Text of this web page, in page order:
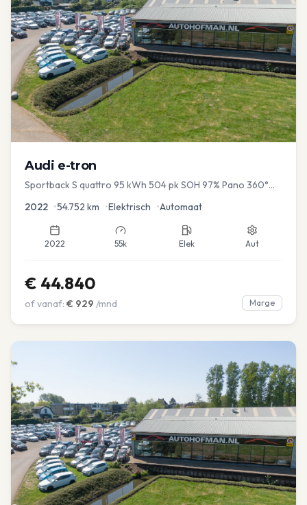
Audi e-tron
Sportback S quattro 95 kWh 504 pk SOH 97% Pano 360°
2022 •54.752 km •Elektrisch •Automaat
2022 55k Elek Aut
€ 44.840
of vanaf: € 929 /mnd Marge